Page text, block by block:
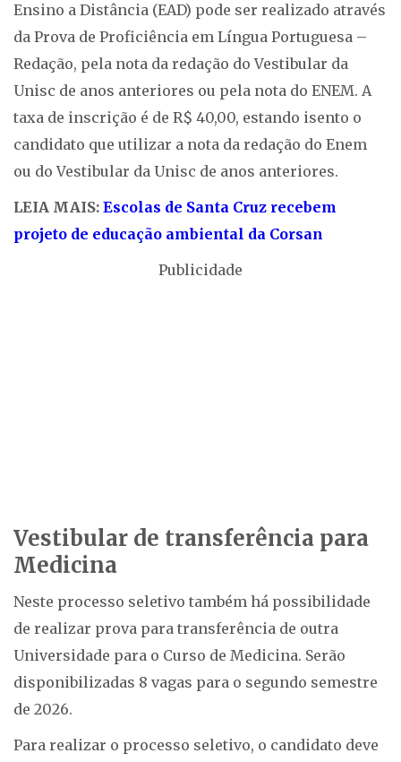
Ensino a Distância (EAD) pode ser realizado através
da Prova de Proficiência em Língua Portuguesa –
Redação, pela nota da redação do Vestibular da
Unisc de anos anteriores ou pela nota do ENEM. A
taxa de inscrição é de R$ 40,00, estando isento o
candidato que utilizar a nota da redação do Enem
ou do Vestibular da Unisc de anos anteriores.
LEIA MAIS: Escolas de Santa Cruz recebem
projeto de educação ambiental da Corsan
Publicidade
Vestibular de transferência para
Medicina
Neste processo seletivo também há possibilidade
de realizar prova para transferência de outra
Universidade para o Curso de Medicina. Serão
disponibilizadas 8 vagas para o segundo semestre
de 2026.
Para realizar o processo seletivo, o candidato deve